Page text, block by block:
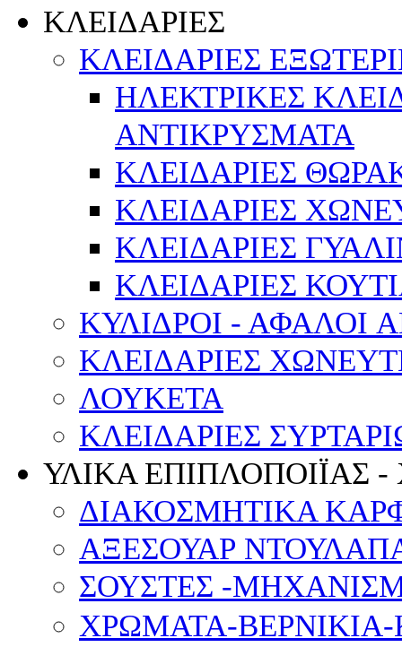
ΚΛΕΙΔΑΡΙΕΣ
ΚΛΕΙΔΑΡΙΕΣ
ΗΛΕΚΤΡΙΚΕΣ
ΑΝΤΙΚΡΥΣΜΑΤΑ
ΚΛΕΙΔΑΡΙΕΣ
ΚΛΕΙΔΑΡΙΕΣ
ΚΛΕΙΔΑΡΙΕΣ
ΚΛΕΙΔΑΡΙΕΣ
ΚΥΛΙΔΡΟΙ - ΑΦΑΛΟΙ
ΚΛΕΙΔΑΡΙΕΣ
ΛΟΥΚΕΤΑ
ΚΛΕΙΔΑΡΙΕΣ
ΥΛΙΚΑ ΕΠΙΠΛΟΠΟΙΪΑΣ
ΔΙΑΚΟΣΜΗΤΙΚΑ
ΑΞΕΣΟΥΑΡ
ΣΟΥΣΤΕΣ -
ΧΡΩΜΑΤΑ-ΒΕΡΝΙΚΙΑ-